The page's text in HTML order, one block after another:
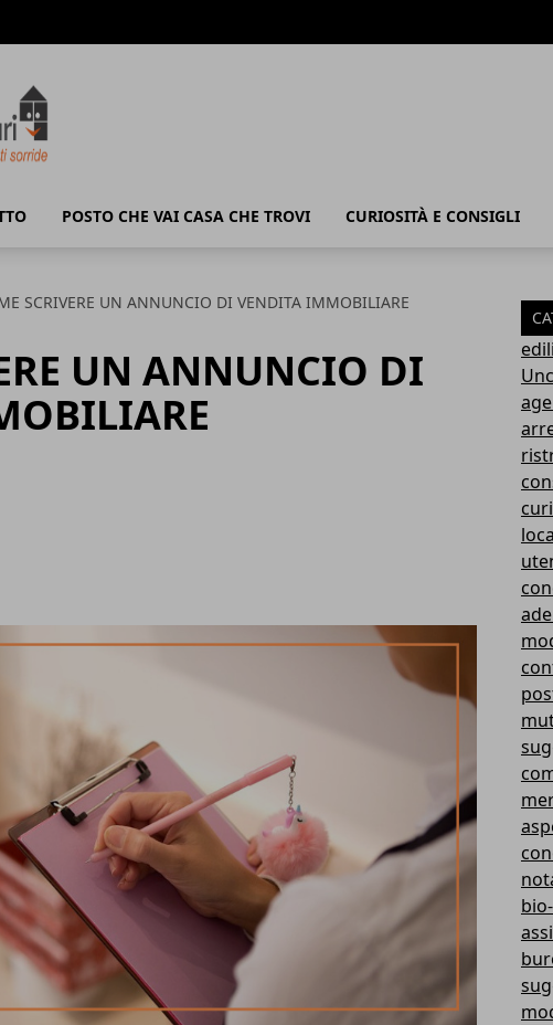
POSTO CHE VAI CASA CHE TROVI CURIOSITÀ E CONSIGLI
SCRIVERE UN ANNUNCIO DI VENDITA IMMOBILIARE
UN ANNUNCIO DI